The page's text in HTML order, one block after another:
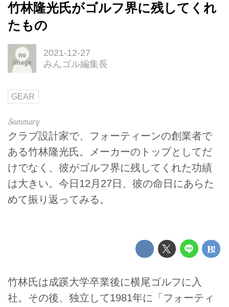
竹林隆光氏がゴルフ界に残してくれ
たもの
2021-12-27
みんゴル編集長
GEAR
クラブ設計家で、フォーティーンの創業者で
ある竹林隆光氏。メーカーのトップとしてだ
けでなく、彼がゴルフ界に残してくれた功績
は大きい。今日12月27日、彼の命日にあらた
めて振り返ってみる。
竹林氏は成蹊大学卒業後に横尾ゴルフに入
社。その後、独立して1981年に「フォーティ